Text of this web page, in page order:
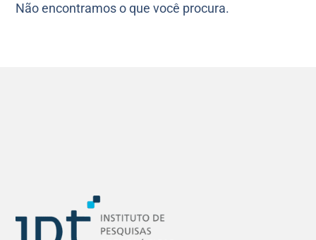
Não encontramos o que você procura.